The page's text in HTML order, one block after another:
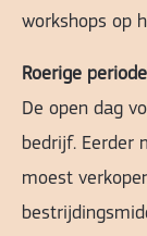
workshops op
Roerige periode
De open dag
bedrijf. Eerder
moest